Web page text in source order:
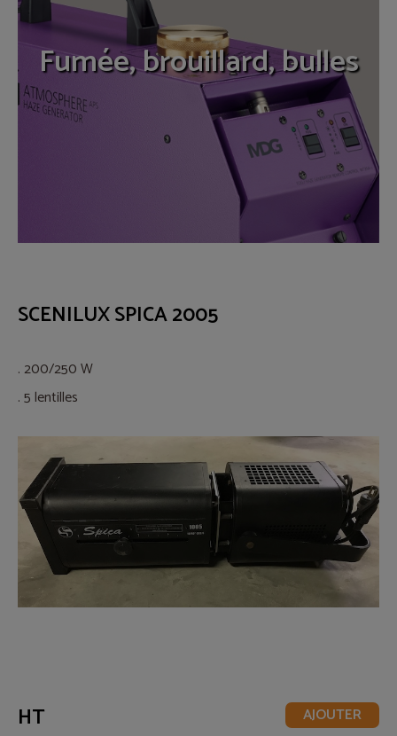
Fumée, brouillard, bulles
SCENILUX SPICA 2005
. 200/250 W
. 5 lentilles
HT AJOUTER